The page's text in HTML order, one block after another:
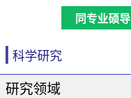
同专业硕导
科学研究
研究领域